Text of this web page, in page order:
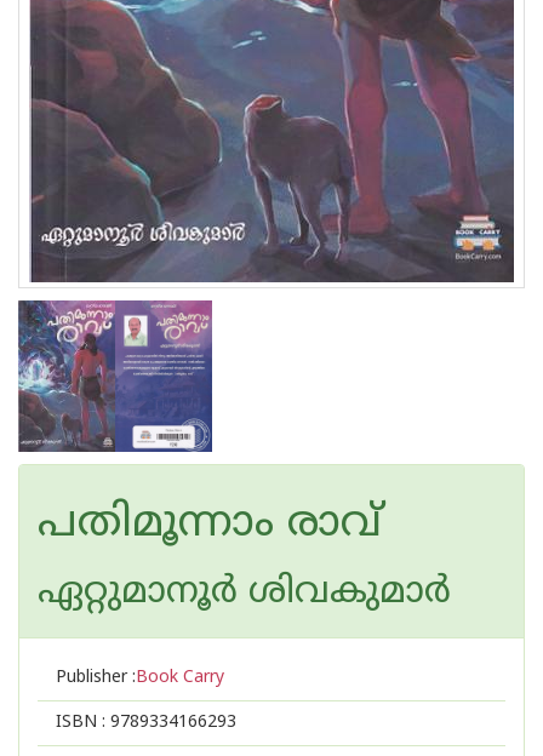
പതിമൂന്നാം രാവ്
ഏറ്റുമാനൂര്‍ ശിവകുമാര്‍
Publisher :Book Carry
ISBN : 9789334166293